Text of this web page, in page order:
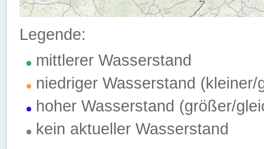
Legende:
mittlerer Wasserstand
niedriger Wasserstand (kleiner/
hoher Wasserstand (größer/
kein aktueller Wasserstand